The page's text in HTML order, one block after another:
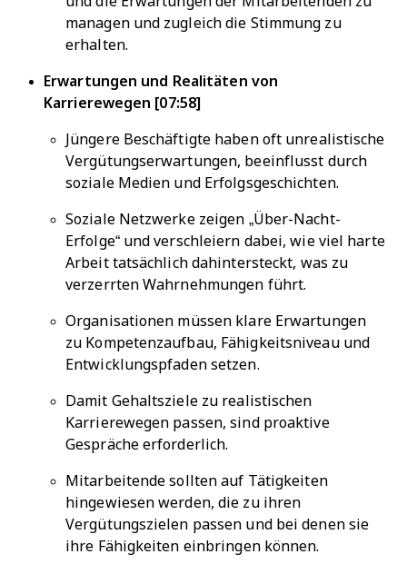
managen und zugleich die Stimmung zu
erhalten.
Erwartungen und Realitäten von
Karrierewegen [07:58]
Jüngere Beschäftigte haben oft unrealistische
Vergütungserwartungen, beeinflusst durch
soziale Medien und Erfolgsgeschichten.
Soziale Netzwerke zeigen „Über-Nacht-
Erfolge“ und verschleiern dabei, wie viel harte
Arbeit tatsächlich dahintersteckt, was zu
verzerrten Wahrnehmungen führt.
Organisationen müssen klare Erwartungen
zu Kompetenzaufbau, Fähigkeitsniveau und
Entwicklungspfaden setzen.
Damit Gehaltsziele zu realistischen
Karrierewegen passen, sind proaktive
Gespräche erforderlich.
Mitarbeitende sollten auf Tätigkeiten
hingewiesen werden, die zu ihren
Vergütungszielen passen und bei denen sie
ihre Fähigkeiten einbringen können.